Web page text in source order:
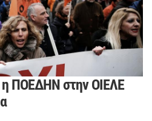
ΠΟΕΔΗΝ στην ΟΙΕΛΕ